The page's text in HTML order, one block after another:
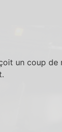
un coup de